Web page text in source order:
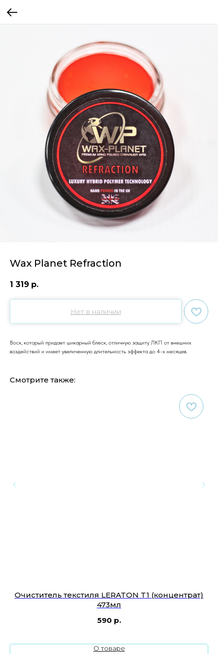
Wax Planet Refraction
1 319 р.
Нет в наличии
Воск, который придает шикарный блеск, отличную защиту ЛКП от внешних
воздействий и имеет увеличенную длительность эффекта до 4-х месяцев.
Смотрите также:
Очиститель текстиля LERATON T1 (концентрат)
473мл
590 р.
О товаре